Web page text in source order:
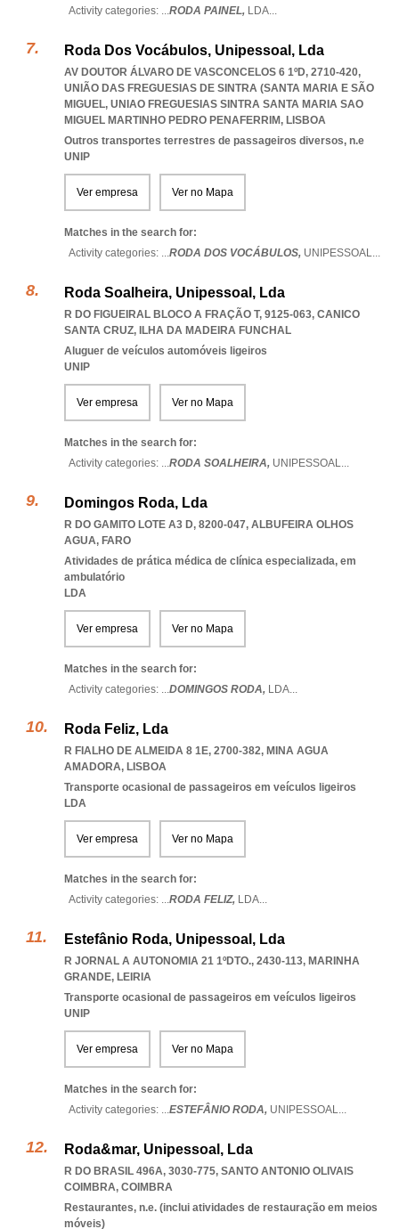
Activity categories: ...RODA PAINEL, LDA...
Roda Dos Vocábulos, Unipessoal, Lda
AV DOUTOR ÁLVARO DE VASCONCELOS 6 1ºD, 2710-420,
UNIÃO DAS FREGUESIAS DE SINTRA (SANTA MARIA E SÃO
MIGUEL, UNIAO FREGUESIAS SINTRA SANTA MARIA SAO
MIGUEL MARTINHO PEDRO PENAFERRIM, LISBOA
Outros transportes terrestres de passageiros diversos, n.e
UNIP
Ver empresa Ver no Mapa
Matches in the search for:
Activity categories: ...RODA DOS VOCÁBULOS, UNIPESSOAL...
Roda Soalheira, Unipessoal, Lda
R DO FIGUEIRAL BLOCO A FRAÇÃO T, 9125-063, CANICO
SANTA CRUZ, ILHA DA MADEIRA FUNCHAL
Aluguer de veículos automóveis ligeiros
UNIP
Ver empresa Ver no Mapa
Matches in the search for:
Activity categories: ...RODA SOALHEIRA, UNIPESSOAL...
Domingos Roda, Lda
R DO GAMITO LOTE A3 D, 8200-047, ALBUFEIRA OLHOS
AGUA, FARO
Atividades de prática médica de clínica especializada, em
ambulatório
LDA
Ver empresa Ver no Mapa
Matches in the search for:
Activity categories: ...DOMINGOS RODA, LDA...
Roda Feliz, Lda
R FIALHO DE ALMEIDA 8 1E, 2700-382, MINA AGUA
AMADORA, LISBOA
Transporte ocasional de passageiros em veículos ligeiros
LDA
Ver empresa Ver no Mapa
Matches in the search for:
Activity categories: ...RODA FELIZ, LDA...
Estefânio Roda, Unipessoal, Lda
R JORNAL A AUTONOMIA 21 1ºDTO., 2430-113, MARINHA
GRANDE, LEIRIA
Transporte ocasional de passageiros em veículos ligeiros
UNIP
Ver empresa Ver no Mapa
Matches in the search for:
Activity categories: ...ESTEFÂNIO RODA, UNIPESSOAL...
Roda&mar, Unipessoal, Lda
R DO BRASIL 496A, 3030-775, SANTO ANTONIO OLIVAIS
COIMBRA, COIMBRA
Restaurantes, n.e. (inclui atividades de restauração em meios
móveis)